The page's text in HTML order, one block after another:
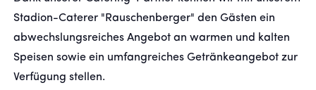
Stadion-Caterer "Rauschenberger" den Gästen ein
abwechslungsreiches Angebot an warmen und kalten
Speisen sowie ein umfangreiches Getränkeangebot zur
Verfügung stellen.